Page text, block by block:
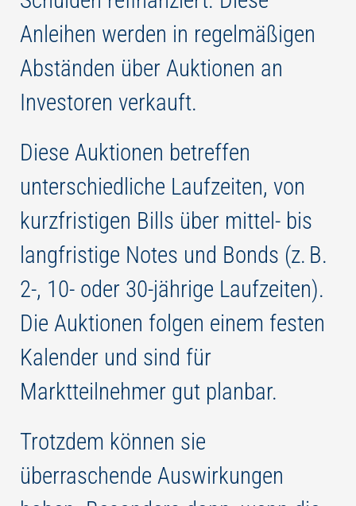
Anleihen werden in regelmäßigen
Abständen über Auktionen an
Investoren verkauft.
Diese Auktionen betreffen
unterschiedliche Laufzeiten, von
kurzfristigen Bills über mittel- bis
langfristige Notes und Bonds (z. B.
2-, 10- oder 30-jährige Laufzeiten).
Die Auktionen folgen einem festen
Kalender und sind für
Marktteilnehmer gut planbar.
Trotzdem können sie
überraschende Auswirkungen